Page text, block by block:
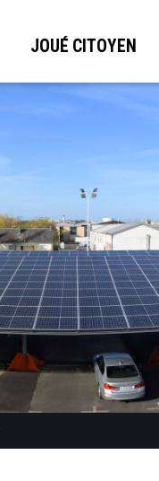
JOUÉ CITOYEN